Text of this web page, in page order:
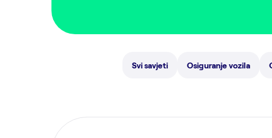
Svi savjeti Osiguranje vozila